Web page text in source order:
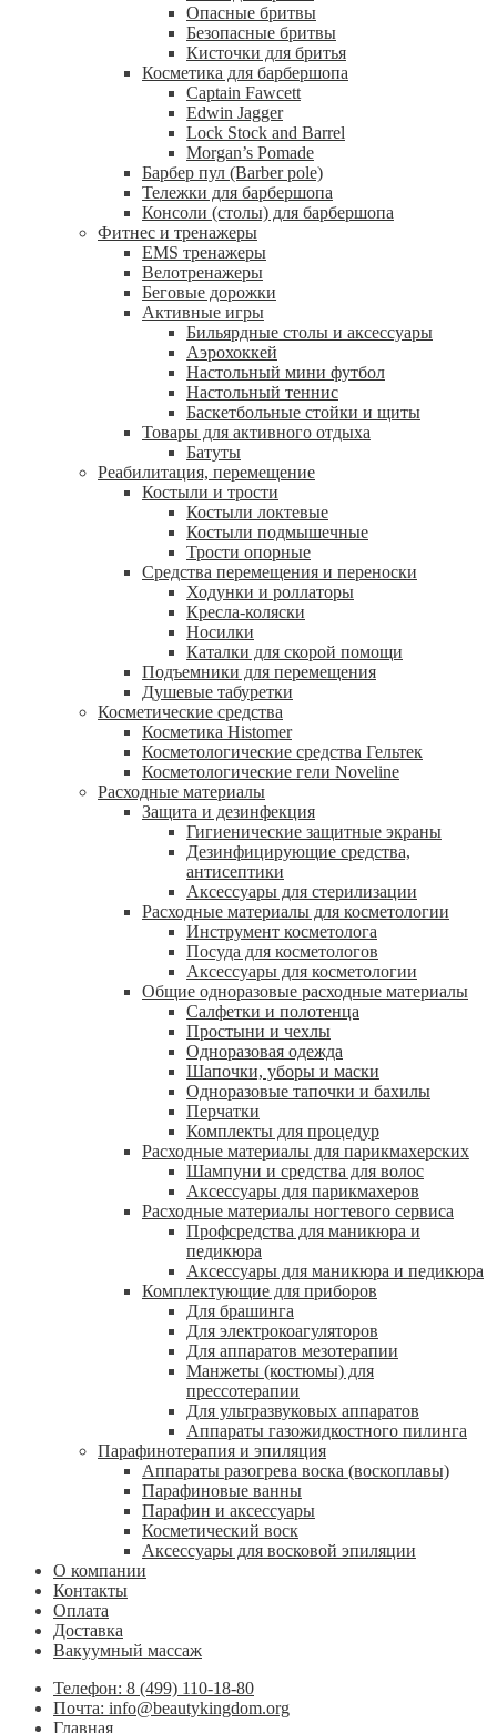
Опасные бритвы
Безопасные бритвы
Кисточки для бритья
Косметика для барбершопа
Captain Fawcett
Edwin Jagger
Lock Stock and Barrel
Morgan’s Pomade
Барбер пул (Barber pole)
Тележки для барбершопа
Консоли (столы) для барбершопа
Фитнес и тренажеры
EMS тренажеры
Велотренажеры
Беговые дорожки
Активные игры
Бильярдные столы и аксессуары
Аэрохоккей
Настольный мини футбол
Настольный теннис
Баскетбольные стойки и щиты
Товары для активного отдыха
Батуты
Реабилитация, перемещение
Костыли и трости
Костыли локтевые
Костыли подмышечные
Трости опорные
Средства перемещения и переноски
Ходунки и роллаторы
Кресла-коляски
Носилки
Каталки для скорой помощи
Подъемники для перемещения
Душевые табуретки
Косметические средства
Косметика Histomer
Косметологические средства Гельтек
Косметологические гели Noveline
Расходные материалы
Защита и дезинфекция
Гигиенические защитные экраны
Дезинфицирующие средства,
антисептики
Аксессуары для стерилизации
Расходные материалы для косметологии
Инструмент косметолога
Посуда для косметологов
Аксессуары для косметологии
Общие одноразовые расходные материалы
Салфетки и полотенца
Простыни и чехлы
Одноразовая одежда
Шапочки, уборы и маски
Одноразовые тапочки и бахилы
Перчатки
Комплекты для процедур
Расходные материалы для парикмахерских
Шампуни и средства для волос
Аксессуары для парикмахеров
Расходные материалы ногтевого сервиса
Профсредства для маникюра и
педикюра
Аксессуары для маникюра и педикюра
Комплектующие для приборов
Для брашинга
Для электрокоагуляторов
Для аппаратов мезотерапии
Манжеты (костюмы) для
прессотерапии
Для ультразвуковых аппаратов
Аппараты газожидкостного пилинга
Парафинотерапия и эпиляция
Аппараты разогрева воска (воскоплавы)
Парафиновые ванны
Парафин и аксессуары
Косметический воск
Аксессуары для восковой эпиляции
О компании
Контакты
Оплата
Доставка
Вакуумный массаж
Телефон: 8 (499) 110-18-80
Почта: info@beautykingdom.org
Главная